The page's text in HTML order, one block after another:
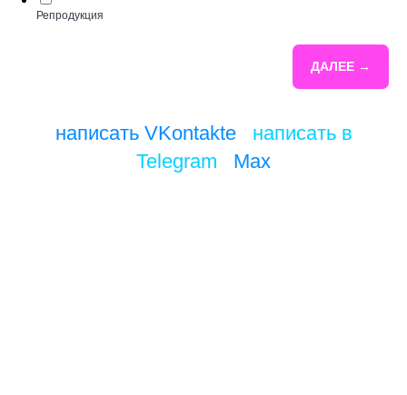
Репродукция
ДАЛЕЕ →
написать VKontakte/ написать в
Telegram
Max